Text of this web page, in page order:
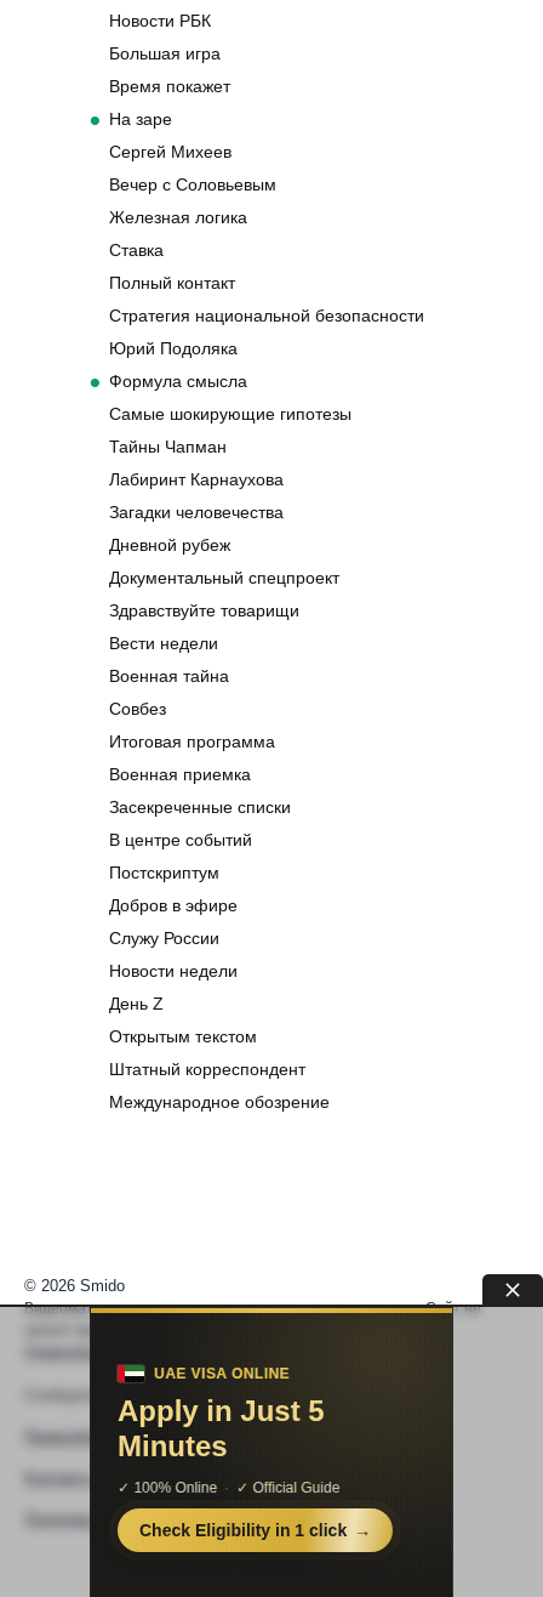
Новости РБК
Большая игра
Время покажет
На заре
Сергей Михеев
Вечер с Соловьевым
Железная логика
Ставка
Полный контакт
Стратегия национальной безопасности
Юрий Подоляка
Формула смысла
Самые шокирующие гипотезы
Тайны Чапман
Лабиринт Карнаухова
Загадки человечества
Дневной рубеж
Документальный спецпроект
Здравствуйте товарищи
Вести недели
Военная тайна
Совбез
Итоговая программа
Военная приемка
Засекреченные списки
В центре событий
Постскриптум
Добров в эфире
Служу России
Новости недели
День Z
Открытым текстом
Штатный корреспондент
Международное обозрение
© 2026 Smido
Видеоматериалы встраиваются из открытых источников. Сайт не
Видео не работает
Правообладателям
Политика конфиденциальности